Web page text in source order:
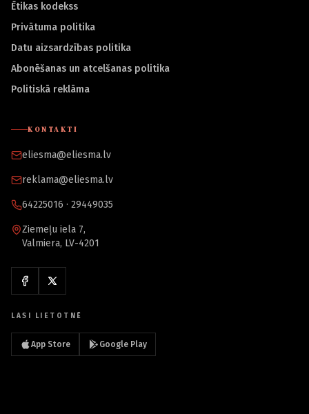
Ētikas kodekss
Privātuma politika
Datu aizsardzības politika
Abonēšanas un atcelšanas politika
Politiskā reklāma
KONTAKTI
eliesma@eliesma.lv
reklama@eliesma.lv
64225016 · 29449035
Ziemeļu iela 7,
Valmiera, LV-4201
LASI LIETOTNĒ
App Store Google Play